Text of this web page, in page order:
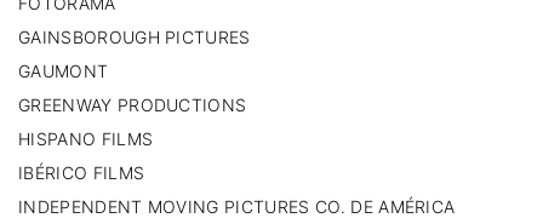
GAINSBOROUGH PICTURES
GAUMONT
GREENWAY PRODUCTIONS
HISPANO FILMS
IBÉRICO FILMS
INDEPENDENT MOVING PICTURES CO. DE AMÉRICA